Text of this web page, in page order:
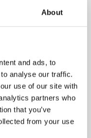
About
and ads, to
analyse our traffic.
use of our site with
partners who
that you’ve
from your use
directo (ida y
llevar su propia
de la